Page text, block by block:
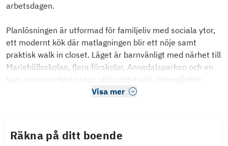
arbetsdagen.
Planlösningen är utformad för familjeliv med sociala ytor,
ett modernt kök där matlagningen blir ett nöje samt
praktisk walk in closet. Läget är barnvänligt med närhet till
Mariehällsskolan, flera förskolor, Annedalsparken och en
lugn promenadgata utan störande trafik. Innergården
Visa mer
Räkna på ditt boende